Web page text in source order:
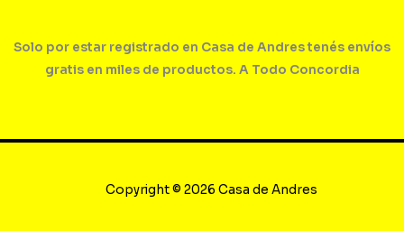
Solo por estar registrado en Casa de Andres tenés envíos
gratis en miles de productos. A Todo Concordia
Copyright © 2026 Casa de Andres